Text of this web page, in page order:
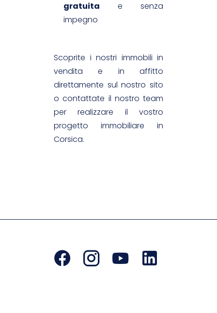
gratuita e senza
impegno
Scoprite i nostri immobili in
vendita e in affitto
direttamente sul nostro sito
o contattate il nostro team
per realizzare il vostro
progetto immobiliare in
Corsica.